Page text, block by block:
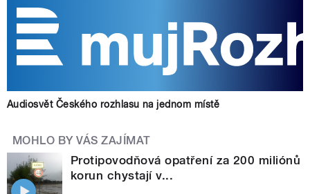
Audiosvět Českého rozhlasu na jednom místě
MOHLO BY VÁS ZAJÍMAT
Protipovodňová opatření za 200 miliónů
korun chystají v...